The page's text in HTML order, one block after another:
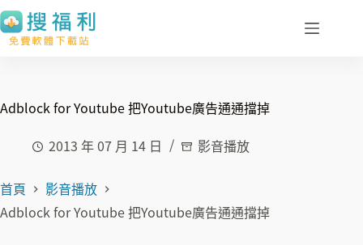
跳
至
容
Adblock for Youtube 把Youtube廣告通通擋掉
2013 年 07 月 14 日
影音播放
首頁
影音播放
Adblock for Youtube 把Youtube廣告通通擋掉